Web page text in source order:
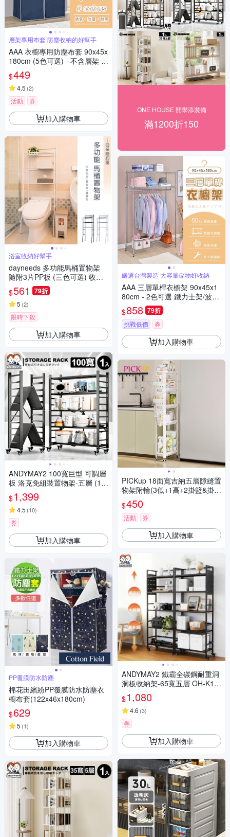
層架專用布套 防塵收納的好幫手
AAA 衣櫥專用防塵布套 90x45x
180cm (5色可選) - 不含層架 衣
櫥套/鐵架防塵套/層架布套
$449
4.5 (2)
活動 券
加入購物車
浴室收納好幫手
dayneeds 多功能馬桶置物架
隨附3片PP板 (三色可選) 收納
架/盥洗收納/浴室架
$561 79折
5 (2)
限時下殺
加入購物車
ANDYMAY2 100寬巨型 可調層
板 洛克免組裝置物架-五層 (1
入) OH-K118【收納架/鐵架/書
架/倉儲架/展示架/層架】
$1,399
4.5 (10)
券
加入購物車
PP覆膜防水防塵
棉花田繽紛PP覆膜防水防塵衣
櫥布套(122x46x180cm)
$629
5 (1)
加入購物車
ONE HOUSE 開學添裝備
滿1200折150
嚴選台灣製造 大容量儲物好收納
AAA 三層單桿衣櫥架 90x45x1
80cm - 2色可選 鐵力士架/波浪
架/衣帽架
$858 79折
挑戰低價 券
加入購物車
PICKup 18面寬吉納五層隙縫置
物架附輪(3低+1高+2掛籃&掛
鉤)
$450
活動 券
加入購物車
ANDYMAY2 鐵霸全碳鋼耐重洞
洞板收納架-65寬五層 OH-K12
9【角鋼 書架 鞋架 收納櫃 鐵架
置物架 層架 電器架 廚房收納】
$1,080
4.6 (3)
券
加入購物車